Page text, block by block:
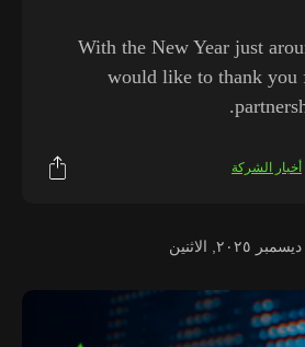
With the New Year just
would like to thank you
أخبار الشركة